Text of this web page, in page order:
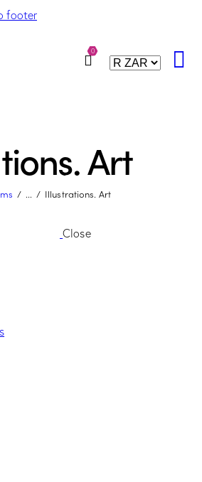
footer
0
Art
... Illustrations. Art
Close